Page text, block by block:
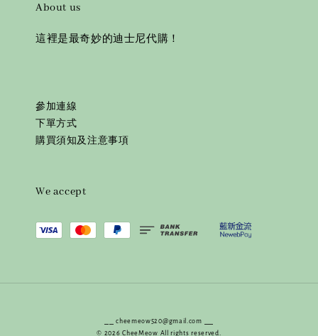
About us
這裡是最奇妙的迪士尼代購！
參加連線
下單方式
購買須知及注意事項
We accept
⎯⎯ cheemeow520@gmail.com ⎯⎯
© 2026 CheeMeow All rights reserved.